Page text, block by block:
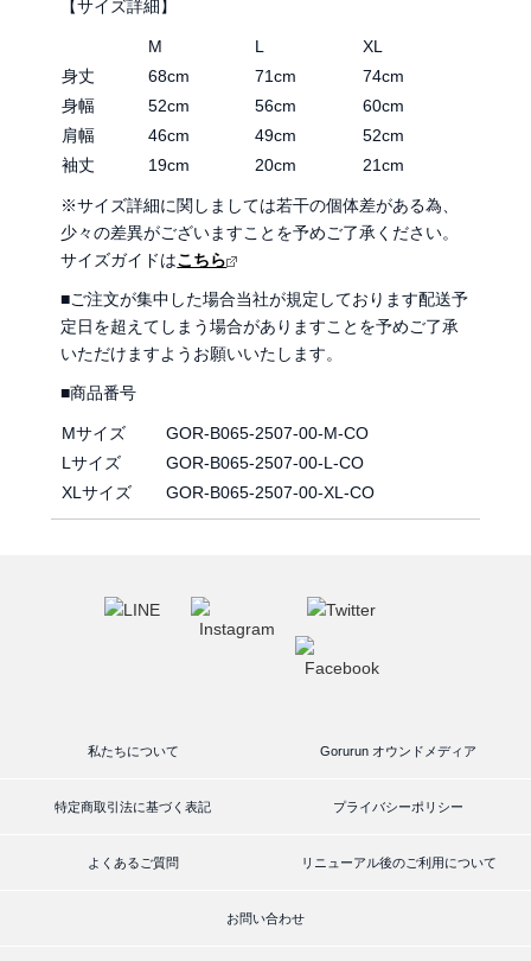
【サイズ詳細】
M L
XL
身丈
68cm 71cm
74cm
身幅
52cm 56cm
60cm
肩幅
46cm 49cm
52cm
袖丈
19cm 20cm 21cm
※サイズ詳細に関しましては若干の個体差がある為、
少々の差異がございますことを予めご了承ください。
サイズガイドはこちら
■ご注文が集中した場合当社が規定しております配送予
定日を超えてしまう場合がありますことを予めご了承
いただけますようお願いいたします。
■商品番号
Mサイズ
GOR-B065-2507-00-M-CO
Lサイズ
GOR-B065-2507-00-L-CO
XLサイズ
GOR-B065-2507-00-XL-CO
私たちについて Gorurun オウンドメディア
特定商取引法に基づく表記 プライバシーポリシー
よくあるご質問 リニューアル後のご利用について
お問い合わせ